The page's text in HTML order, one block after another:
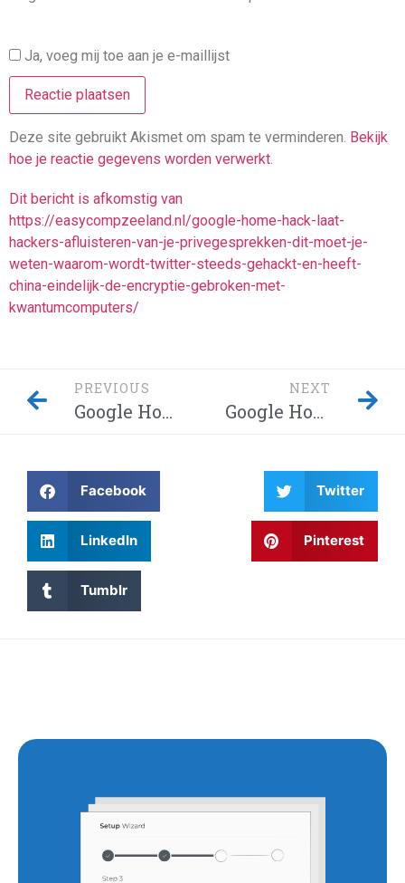
Ja, voeg mij toe aan je e-maillijst
Deze site gebruikt Akismet om spam te verminderen. Bekijk
hoe je reactie gegevens worden verwerkt.
Dit bericht is afkomstig van
https://easycompzeeland.nl/google-home-hack-laat-
hackers-afluisteren-van-je-privegesprekken-dit-moet-je-
weten-waarom-wordt-twitter-steeds-gehackt-en-heeft-
china-eindelijk-de-encryptie-gebroken-met-
kwantumcomputers/
PREVIOUS
Google Home-hack laat hackers afluisteren van je privégesprekken – Dit moet je weten! Waarom wordt Twitter steeds gehackt en heeft China eindelijk de encryptie gebroken met kwantumcomputers?
NEXT
Google Home-hack laat hackers afluisteren van je privégesprekken – Dit moet je weten! Waarom wordt Twitter steeds gehackt en heeft China eindelijk de encryptie gebroken met kwantumcomputers?
Facebook Twitter
LinkedIn Pinterest
Tumblr